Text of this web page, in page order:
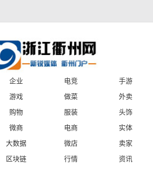
企业 电竞
手游
游戏 做菜
外卖
购物 服装
头饰
微商 电商
实体
大数据 微店
卖家
区块链 行情 资讯